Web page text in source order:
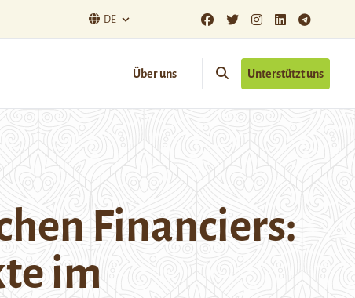
DE
Über uns Unterstützt uns
Financiers:
im